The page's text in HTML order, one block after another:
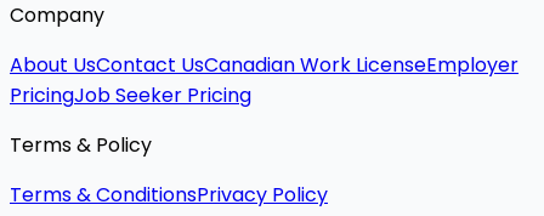
Company
About UsContact UsCanadian Work LicenseEmployer
PricingJob Seeker Pricing
Terms & Policy
Terms & ConditionsPrivacy Policy